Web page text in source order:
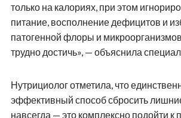
только на калориях, при этом
питание, восполнение дефицитов и
патогенной флоры и
трудно достичь», — объяснила
Нутрициолог отметила, что
эффективный способ сбросить
навсегда — это комплексно подойти к